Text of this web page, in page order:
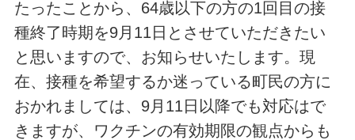
たったことから、64歳以下の方の1回目の接
種終了時期を9月11日とさせていただきたい
と思いますので、お知らせいたします。現
在、接種を希望するか迷っている町民の方に
おかれましては、9月11日以降でも対応はで
きますが、ワクチンの有効期限の観点からも